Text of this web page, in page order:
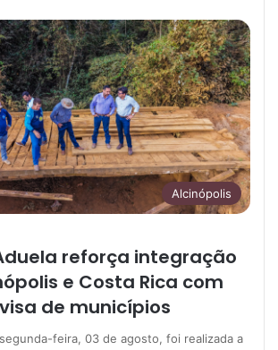
Alcinópolis
reforça integração
e Costa Rica com
de municípios
feira, 03 de agosto, foi realizada a